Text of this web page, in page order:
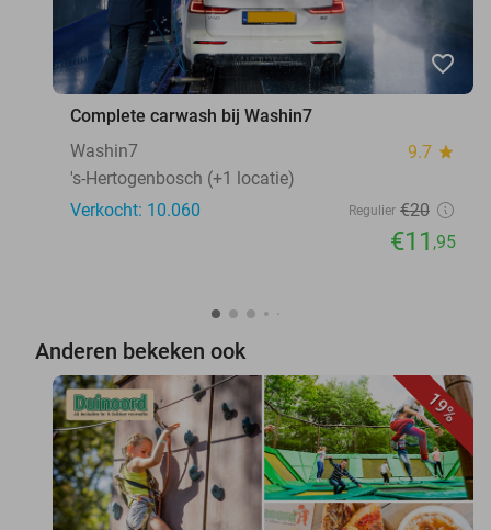
favorite_border
Complete carwash bij Washin7
Washin7
9.7 star
's-Hertogenbosch (+1 locatie)
Verkocht: 10.060
Regulier €20
€11 ,95
Anderen bekeken ook
19%